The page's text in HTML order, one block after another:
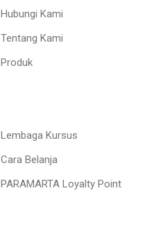
Hubungi Kami
Tentang Kami
Produk
Lembaga Kursus
Cara Belanja
PARAMARTA Loyalty Point